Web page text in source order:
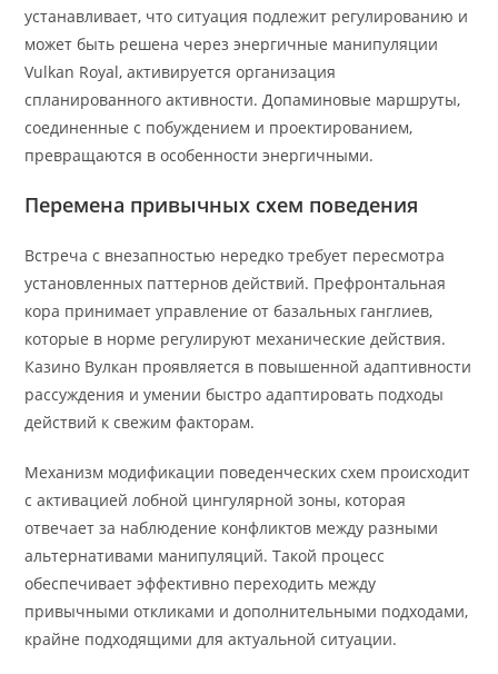
устанавливает, что ситуация подлежит регулированию и
может быть решена через энергичные манипуляции
Vulkan Royal, активируется организация
спланированного активности. Допаминовые маршруты,
соединенные с побуждением и проектированием,
превращаются в особенности энергичными.
Перемена привычных схем поведения
Встреча с внезапностью нередко требует пересмотра
установленных паттернов действий. Префронтальная
кора принимает управление от базальных ганглиев,
которые в норме регулируют механические действия.
Казино Вулкан проявляется в повышенной адаптивности
рассуждения и умении быстро адаптировать подходы
действий к свежим факторам.
Механизм модификации поведенческих схем происходит
с активацией лобной цингулярной зоны, которая
отвечает за наблюдение конфликтов между разными
альтернативами манипуляций. Такой процесс
обеспечивает эффективно переходить между
привычными откликами и дополнительными подходами,
крайне подходящими для актуальной ситуации.